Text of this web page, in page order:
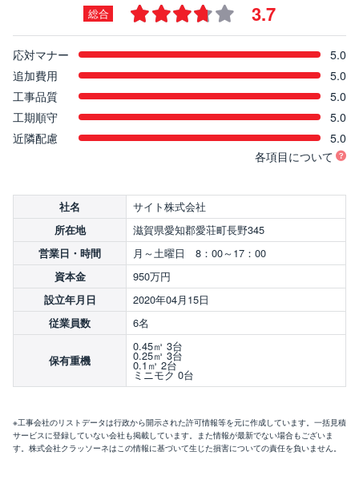
総合 3.7
応対マナー
5.0
追加費用
5.0
工事品質
5.0
工期順守
5.0
近隣配慮
5.0
各項目について
社名 サイト株式会社
所在地 滋賀県愛知郡愛荘町長野345
営業日・時間 月～土曜日 8：00～17：00
資本金 950万円
設立年月日 2020年04月15日
従業員数 6名
保有重機
0.45㎥ 3台
0.25㎥ 3台
0.1㎥ 2台
ミニモク 0台
※工事会社のリストデータは行政から開示された許可情報等を元に作成しています。一括見積
サービスに登録していない会社も掲載しています。また情報が最新でない場合もございま
す。株式会社クラッソーネはこの情報に基づいて生じた損害についての責任を負いません。